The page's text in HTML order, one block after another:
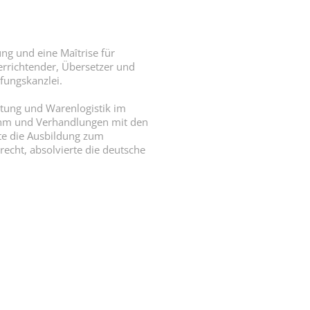
und eine Maîtrise für
Übersetzer und
und Warenlogistik im
und Verhandlungen mit den
die Ausbildung zum
absolvierte die deutsche